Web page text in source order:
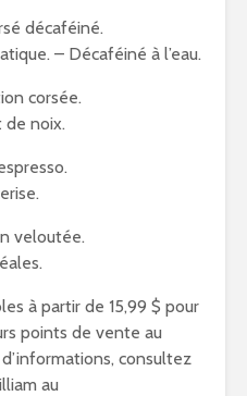
décaféiné.
– Décaféiné à l’eau.
corsée.
de noix.
veloutée.
à partir de 15,99 $ pour
points de vente au
consultez
au